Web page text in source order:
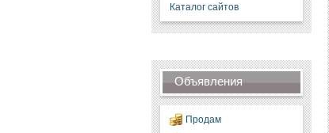
Каталог сайтов
Объявления
Продам